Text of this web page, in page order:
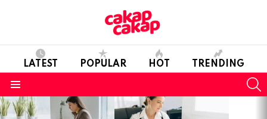
LATEST POPULAR HOT TRENDING
LATEST
STORIES